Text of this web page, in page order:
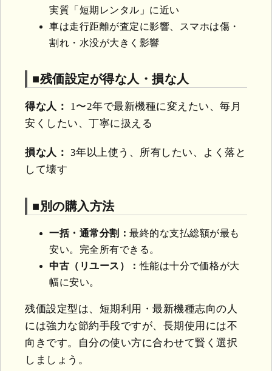
実質「短期レンタル」に近い
車は走行距離が査定に影響、スマホは傷・
割れ・水没が大きく影響
■残価設定が得な人・損な人
得な人：
1〜2年で最新機種に変えたい、毎月
安くしたい、丁寧に扱える
損な人： 3年以上使う、所有したい、よく落と
して壊す
■別の購入方法
一括・通常分割： 最終的な支払総額が最も
安い。完全所有できる。
中古（リユース）：性能は十分で価格が大
幅に安い。
残価設定型は、短期利用・最新機種志向の人
には強力な節約手段ですが、長期使用には不
向きです。自分の使い方に合わせて賢く選択
しましょう。